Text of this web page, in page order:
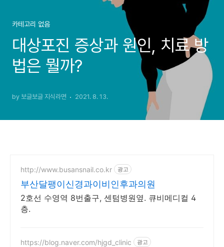
카테고리 없음
대상포진 증상과 원인, 치료 방
법은 뭘까?
by 보글보글 지식라면 2021. 8. 13.
http://www.busansnail.co.kr 광고
부산달팽이신경과이비인후과의원
2호선 수영역 8번출구, 센텀병원옆. 큐비메디컬 4
층.
https://blog.naver.com/hjgd_clinic 광고